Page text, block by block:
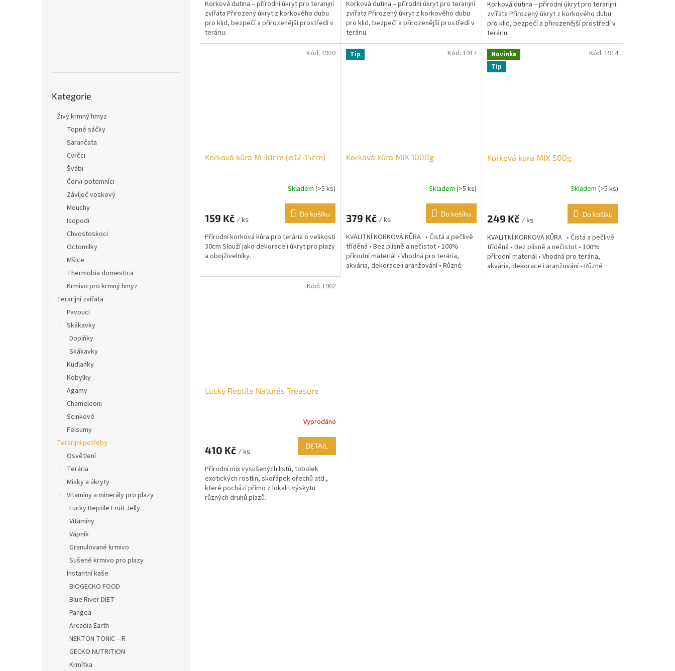
kategorie
Kategorie
Živý krmný hmyz
Topné sáčky
Sarančata
Cvrčci
Švábi
Červi-potemníci
Závíječ voskový
Mouchy
Isopodi
Chvostoskoci
Octomilky
Mšice
Thermobia domestica
Krmivo pro krmný hmyz
Terarijní zvířata
Pavouci
Skákavky
Doplňky
Skákavky
Kudlanky
Kobylky
Agamy
Chameleoni
Scinkové
Felsumy
Terarijní potřeby
Osvětlení
Terária
Misky a úkryty
Vitamíny a minerály pro plazy
Lucky Reptile Fruit Jelly
Vitamíny
Vápník
Granulované krmivo
Sušené krmivo pro plazy
Instantní kaše
BIOGECKO FOOD
Blue River DIET
Pangea
Arcadia Earth
NEKTON TONIC – R
GECKO NUTRITION
Krmítka
Korková dutina – přírodní úkryt pro terarijní
zvířata Přirozený úkryt z korkového dubu
pro klid, bezpečí a přirozenější prostředí v
teráriu.
Korková dutina – přírodní úkryt pro terarijní
zvířata Přirozený úkryt z korkového dubu
pro klid, bezpečí a přirozenější prostředí v
teráriu.
Korková dutina – přírodní úkryt pro terarijní
zvířata Přirozený úkryt z korkového dubu
pro klid, bezpečí a přirozenější prostředí v
teráriu.
Korková kůra M 30cm (⌀12-15cm)
Skladem (>5 ks)
159 Kč / ks
Do košíku
Přírodní korková kůra pro terária o velikosti
30cm Slouží jako dekorace i úkryt pro plazy
a obojživelníky.
Kód: 1920 Tip
Korková kůra MIX 1000g
Skladem (>5 ks)
379 Kč / ks
Do košíku
KVALITNÍ KORKOVÁ KŮRA • Čistá a pečlivě
tříděná • Bez plísně a nečistot • 100%
přírodní materiál • Vhodná pro terária,
akvária, dekorace i aranžování • Různé
Kód: 1917
Novinka
Tip
Korková kůra MIX 500g
Skladem (>5 ks)
249 Kč / ks
Do košíku
KVALITNÍ KORKOVÁ KŮRA • Čistá a pečlivě
tříděná • Bez plísně a nečistot • 100%
přírodní materiál • Vhodná pro terária,
akvária, dekorace i aranžování • Různé
Kód: 1914
Lucky Reptile Nature´s Treasure
Vyprodáno
410 Kč / ks
DETAIL
Přírodní mix vysušených listů, tobolek
exotických rostlin, skořápek ořechů atd.,
které pochází přímo z lokalit výskytu
různých druhů plazů.
Kód: 1902